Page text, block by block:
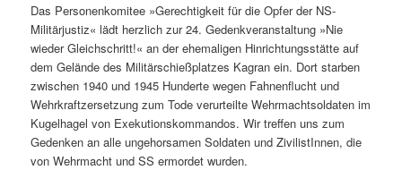
Das Personenkomitee »Gerechtigkeit für die Opfer der NS-
Militärjustiz« lädt herzlich zur 24. Gedenkveranstaltung »Nie
wieder Gleichschritt!« an der ehemaligen Hinrichtungsstätte auf
dem Gelände des Militärschießplatzes Kagran ein. Dort starben
zwischen 1940 und 1945 Hunderte wegen Fahnenflucht und
Wehrkraftzersetzung zum Tode verurteilte Wehrmachtsoldaten im
Kugelhagel von Exekutionskommandos. Wir treffen uns zum
Gedenken an alle ungehorsamen Soldaten und ZivilistInnen, die
von Wehrmacht und SS ermordet wurden.